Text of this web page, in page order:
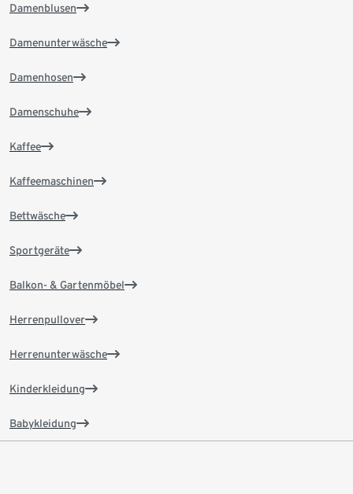
Damenblusen
Damenunterwäsche
Damenhosen
Damenschuhe
Kaffee
Kaffeemaschinen
Bettwäsche
Sportgeräte
Balkon- & Gartenmöbel
Herrenpullover
Herrenunterwäsche
Kinderkleidung
Babykleidung